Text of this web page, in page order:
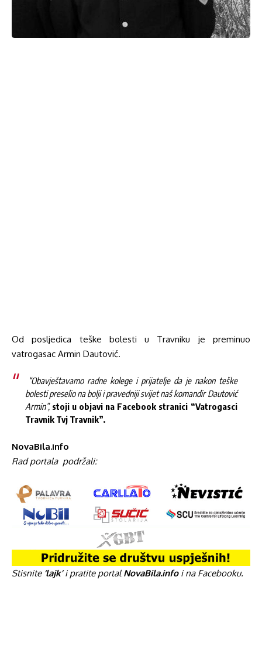
Od posljedica teške bolesti u Travniku je preminuo
vatrogasac Armin Dautović.
“Obavještavamo radne kolege i prijatelje da je nakon teške
bolesti preselio na bolji i pravedniji svijet naš komandir Dautović
Armin”, stoji u objavi na Facebook stranici “Vatrogasci
Travnik Tvj Travnik”.
NovaBila.info
Rad portala podržali:
Stisnite ‘lajk’i pratite portal NovaBila.infoi na Facebooku.